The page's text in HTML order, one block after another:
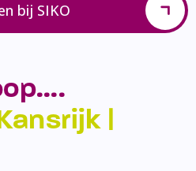
bij SIKO
|